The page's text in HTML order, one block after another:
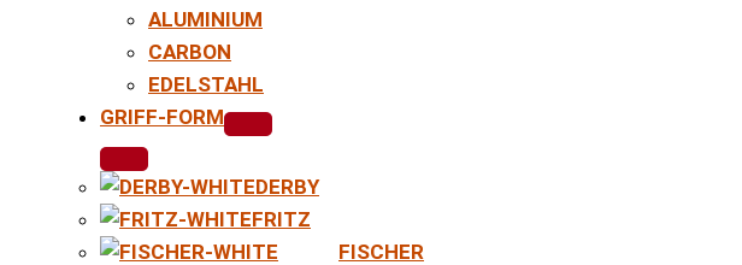
ALUMINIUM
CARBON
EDELSTAHL
GRIFF-FORM
DERBY
FRITZ
FISCHER